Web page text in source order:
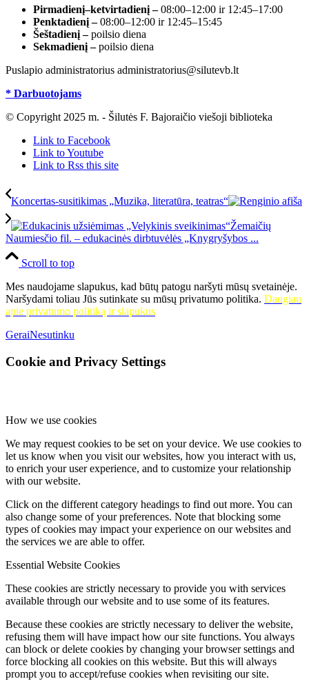
Pirmadienį–ketvirtadienį –08:00–12:00 ir 12:45–17:00
Penktadienį –08:00–12:00 ir 12:45–15:45
Šeštadienį –poilsio diena
Sekmadienį –poilsio diena
Puslapio administratorius administratorius@silutevb.lt
* Darbuotojams
© Copyright 2025 m. - Šilutės F. Bajoraičio viešoji biblioteka
Link to Facebook
Link to Youtube
Link to Rss this site
Koncertas-susitikimas „Muzika, literatūra, teatras“
Žemaičių
Naumiesčio fil. – edukacinės dirbtuvėlės „Knygryšybos ...
Scroll to top
Mes naudojame slapukus, kad būtų patogu naršyti mūsų svetainėje.
Naršydami toliau Jūs sutinkate su mūsų privatumo politika. Daugiau
apie privatumo politiką ir slapukus
GeraiNesutinku
Cookie and Privacy Settings
How we use cookies
We may request cookies to be set on your device. We use cookies to
let us know when you visit our websites, how you interact with us,
to enrich your user experience, and to customize your relationship
with our website.
Click on the different category headings to find out more. You can
also change some of your preferences. Note that blocking some
types of cookies may impact your experience on our websites and
the services we are able to offer.
Essential Website Cookies
These cookies are strictly necessary to provide you with services
available through our website and to use some of its features.
Because these cookies are strictly necessary to deliver the website,
refusing them will have impact how our site functions. You always
can block or delete cookies by changing your browser settings and
force blocking all cookies on this website. But this will always
prompt you to accept/refuse cookies when revisiting our site.